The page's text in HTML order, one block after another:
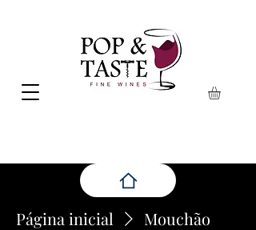
Página inicial Mouchão